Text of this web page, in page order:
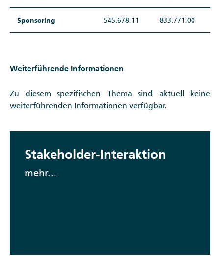
Sponsoring 545.678,11 833.771,00
Weiterführende Informationen
Zu diesem spezifischen Thema sind aktuell keine
weiterführenden Informationen verfügbar.
Stakeholder-Interaktion
mehr...